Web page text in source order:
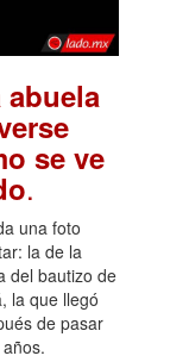
se ve
.
una foto
la de la
del bautizo de
la que llegó
de pasar